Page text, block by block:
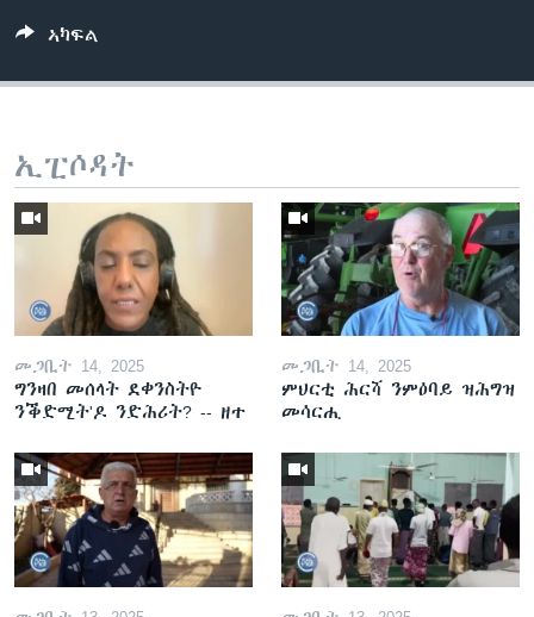
ኣካፍል
ኢፒሶዳት
መጋቢት 14, 2025
ግንዛበ መሰላት ደቀንስትዮ
ንቕድሚት'ዶ ንድሕሪት? -- ዘተ
መጋቢት 14, 2025
ምህርቲ ሕርሻ ንምዕባይ ዝሕግዝ
መሳርሒ